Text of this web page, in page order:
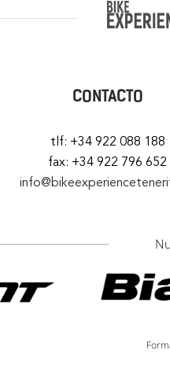
CONTACTO
tlf: +34 922 088 188
fax: +34 922 796 652